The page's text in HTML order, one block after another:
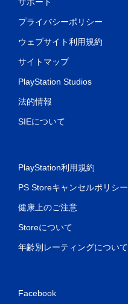
プライバシーポリシー
ウェブサイト利用規約
サイトマップ
PlayStation Studios
法的情報
SIEについて
PlayStation利用規約
PS Storeキャンセルポリシー
健康上のご注意
Storeについて
年齢別レーティングについて
Facebook